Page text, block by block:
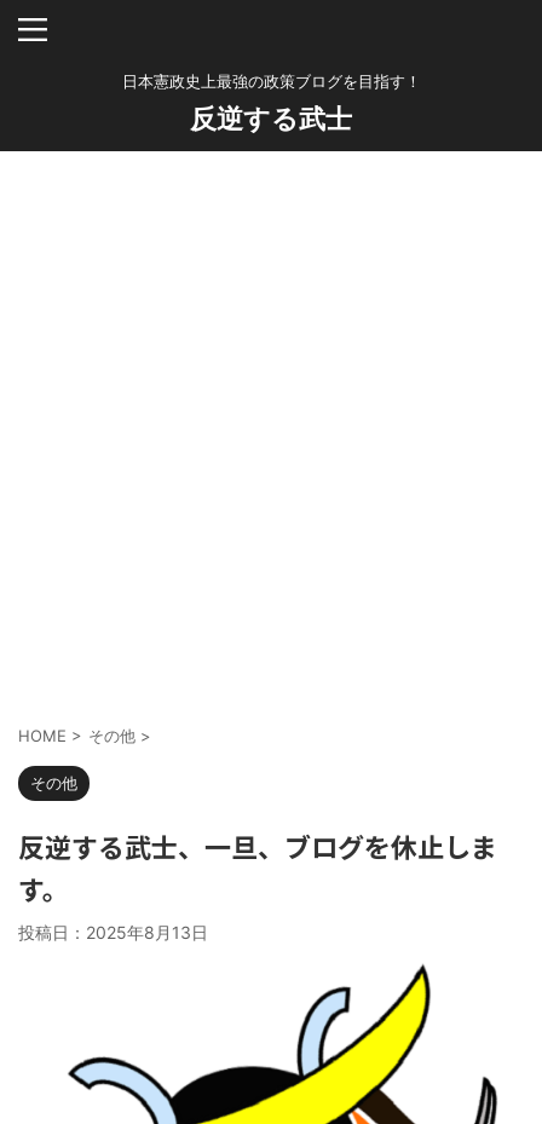
日本憲政史上最強の政策ブログを目指す！
反逆する武士
HOME > その他 >
その他
反逆する武士、一旦、ブログを休止しま
す。
投稿日： 2025年8月13日